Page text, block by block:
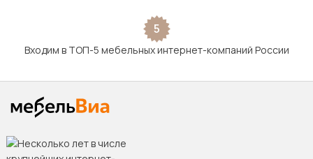
5
Входим в ТОП-5 мебельных интернет-компаний России